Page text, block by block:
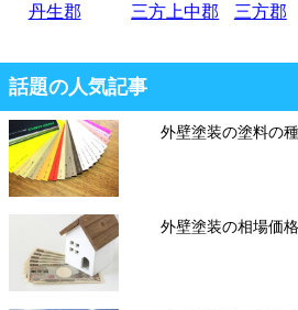
丹生郡
三方上中郡 三方郡
話題の人気記事
外壁塗装の塗料の
外壁塗装の相場価